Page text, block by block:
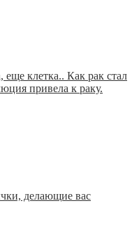
еще клетка.. Как рак стал
привела к раку.
делающие вас